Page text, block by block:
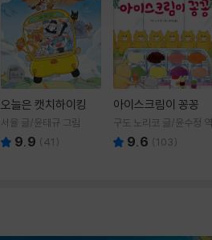
오늘은 캣치하이킹
서율 글/윤태규 그림
9.9 (41 )
아이스크림이 꽁꽁
구도 노리코 글/윤수정 역
9.6 (103)